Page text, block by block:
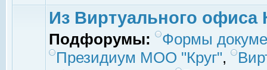
Из Виртуального офиса
Подфорумы:
Формы
Президиум МОО "Круг",